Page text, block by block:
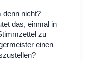
denn nicht?
das, einmal in
zu
einen